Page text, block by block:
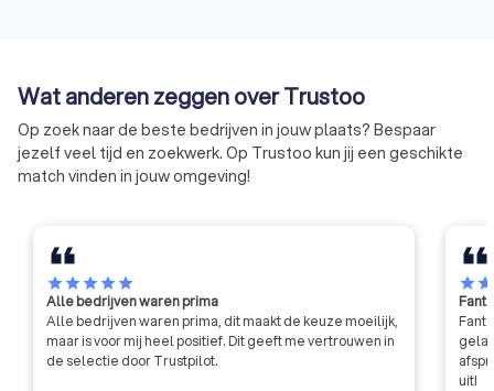
werken en worden gezien als de
architecten van de buitenruimte.
toch iets niet in
heeft u de
schade worden
Wat anderen zeggen over Trustoo
Op zoek naar de beste bedrijven in jouw plaats? Bespaar
jezelf veel tijd en zoekwerk. Op Trustoo kun jij een geschikte
match vinden in jouw omgeving!
starstarstarstarstar
Alle bedrijven waren prima
Alle bedrijven waren prima, dit maakt de keuze moeilijk,
maar is voor mij heel positief. Dit geeft me vertrouwen in
de selectie door Trustpilot.
starstar
uit!